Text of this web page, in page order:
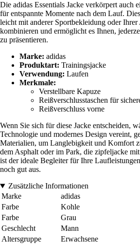
Die adidas Essentials Jacke verkörpert auch
für entspannte Momente nach dem Lauf.
leicht mit anderer Sportbekleidung oder
kombinieren und ermöglicht es Ihnen,
zu präsentieren.
Marke: adidas
Produktart: Trainingsjacke
Verwendung: Laufen
Merkmale:
Verstellbare Kapuze
Reißverschlusstaschen für
Reißverschluss vorne
Wenn Sie sich für diese Jacke entscheiden,
Technologie und modernes Design vereint,
Materialien, um Langlebigkeit und Komfort
dem Asphalt oder im Park, die zipfeljacke
ist der ideale Begleiter für Ihre
noch gut aus.
Zusätzliche Informationen
Marke
adidas
Farbe
Kohle
Farbe
Grau
Geschlecht
Mann
Altersgruppe
Erwachsene